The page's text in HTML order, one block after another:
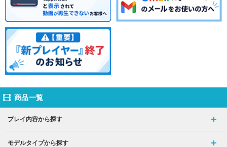
商品一覧
プレイ内容から探す
モデルタイプから探す